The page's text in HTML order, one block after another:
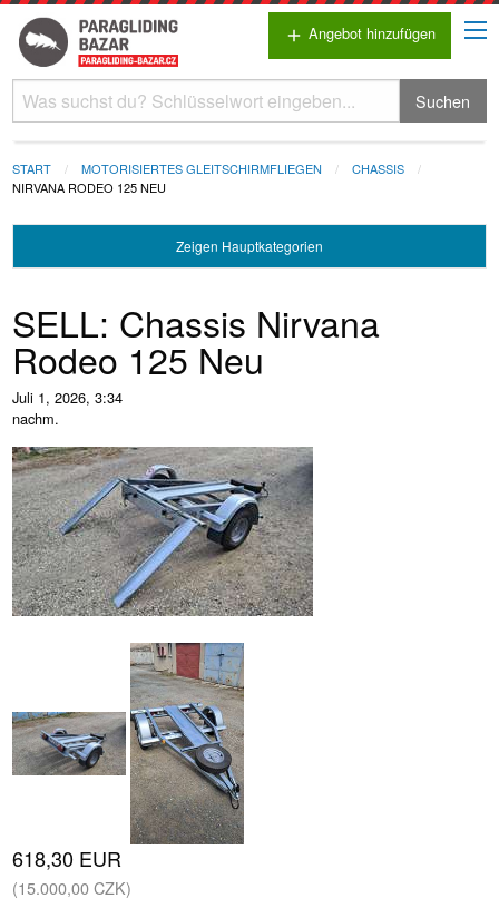
add Angebot hinzufügen
Suchen
START MOTORISIERTES GLEITSCHIRMFLIEGEN
CHASSIS
NIRVANA RODEO 125 NEU
Zeigen Hauptkategorien
SELL: Chassis Nirvana
Rodeo 125 Neu
Juli 1, 2026, 3:34
nachm.
618,30 EUR
(15.000,00 CZK)